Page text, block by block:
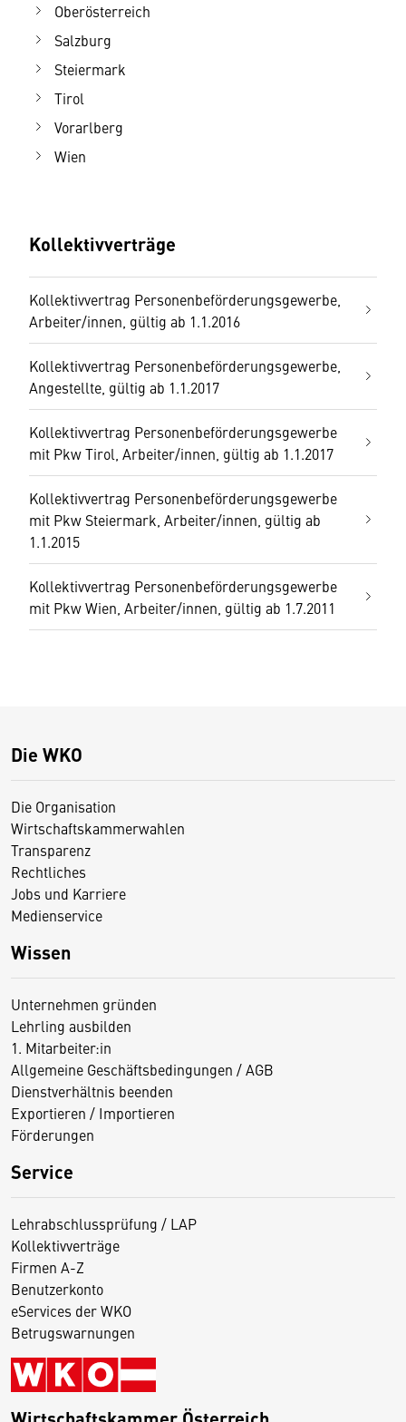
Oberösterreich
Salzburg
Steiermark
Tirol
Vorarlberg
Wien
Kollektivverträge
Kollektivvertrag Personenbeförderungsgewerbe,
Arbeiter/innen, gültig ab 1.1.2016
Kollektivvertrag Personenbeförderungsgewerbe,
Angestellte, gültig ab 1.1.2017
Kollektivvertrag Personenbeförderungsgewerbe
mit Pkw Tirol, Arbeiter/innen, gültig ab 1.1.2017
Kollektivvertrag Personenbeförderungsgewerbe
mit Pkw Steiermark, Arbeiter/innen, gültig ab
1.1.2015
Kollektivvertrag Personenbeförderungsgewerbe
mit Pkw Wien, Arbeiter/innen, gültig ab 1.7.2011
Die WKO
Die Organisation
Wirtschaftskammerwahlen
Transparenz
Rechtliches
Jobs und Karriere
Medienservice
Wissen
Unternehmen gründen
Lehrling ausbilden
1. Mitarbeiter:in
Allgemeine Geschäftsbedingungen / AGB
Dienstverhältnis beenden
Exportieren / Importieren
Förderungen
Service
Lehrabschlussprüfung / LAP
Kollektivverträge
Firmen A-Z
Benutzerkonto
eServices der WKO
Betrugswarnungen